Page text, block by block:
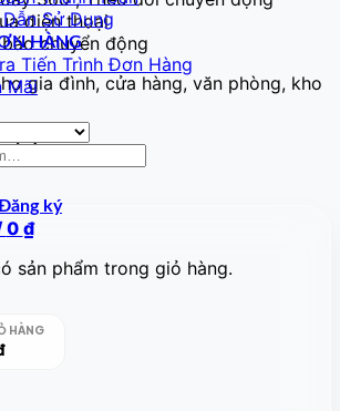
Sử Dụng
HÀNG
Tiến Trình Đơn Hàng
Mãi
ký
0 ₫
sản phẩm trong giỏ hàng.
HÀNG
điện thoại
chuyển động
gia đình, cửa hàng, văn phòng, kho
tự